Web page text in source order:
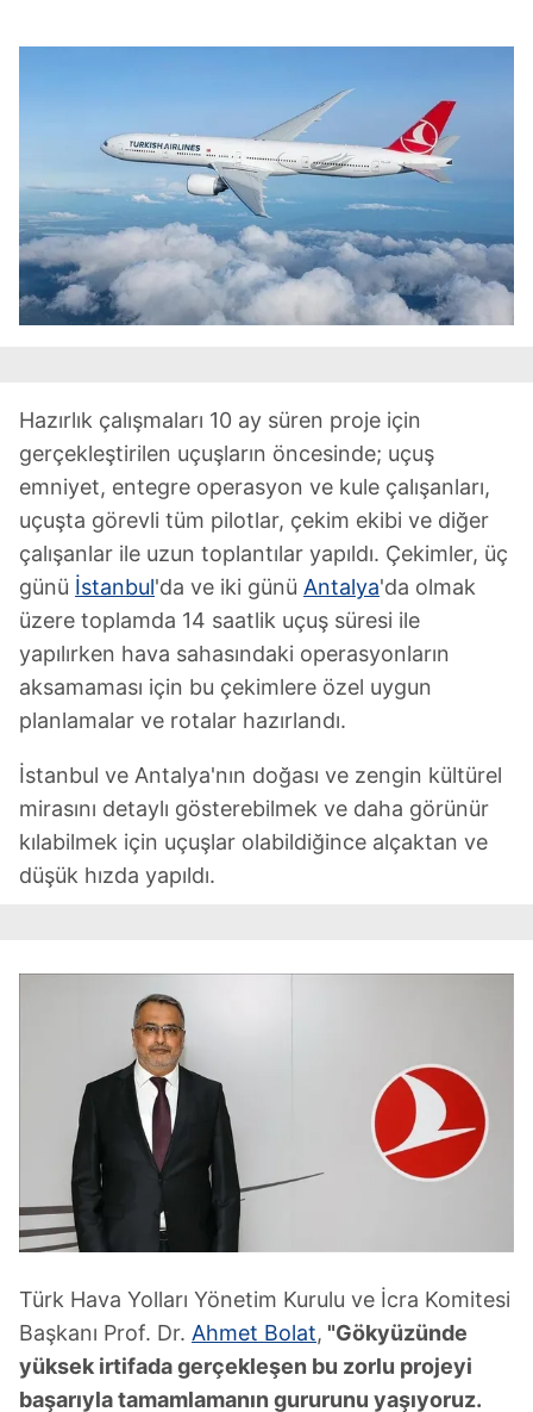
Hazırlık çalışmaları 10 ay süren proje için
gerçekleştirilen uçuşların öncesinde; uçuş
emniyet, entegre operasyon ve kule çalışanları,
uçuşta görevli tüm pilotlar, çekim ekibi ve diğer
çalışanlar ile uzun toplantılar yapıldı. Çekimler, üç
günü İstanbul'da ve iki günü Antalya'da olmak
üzere toplamda 14 saatlik uçuş süresi ile
yapılırken hava sahasındaki operasyonların
aksamaması için bu çekimlere özel uygun
planlamalar ve rotalar hazırlandı.
İstanbul ve Antalya'nın doğası ve zengin kültürel
mirasını detaylı gösterebilmek ve daha görünür
kılabilmek için uçuşlar olabildiğince alçaktan ve
düşük hızda yapıldı.
Türk Hava Yolları Yönetim Kurulu ve İcra Komitesi
Başkanı Prof. Dr. Ahmet Bolat, "Gökyüzünde
yüksek irtifada gerçekleşen bu zorlu projeyi
başarıyla tamamlamanın gururunu yaşıyoruz.